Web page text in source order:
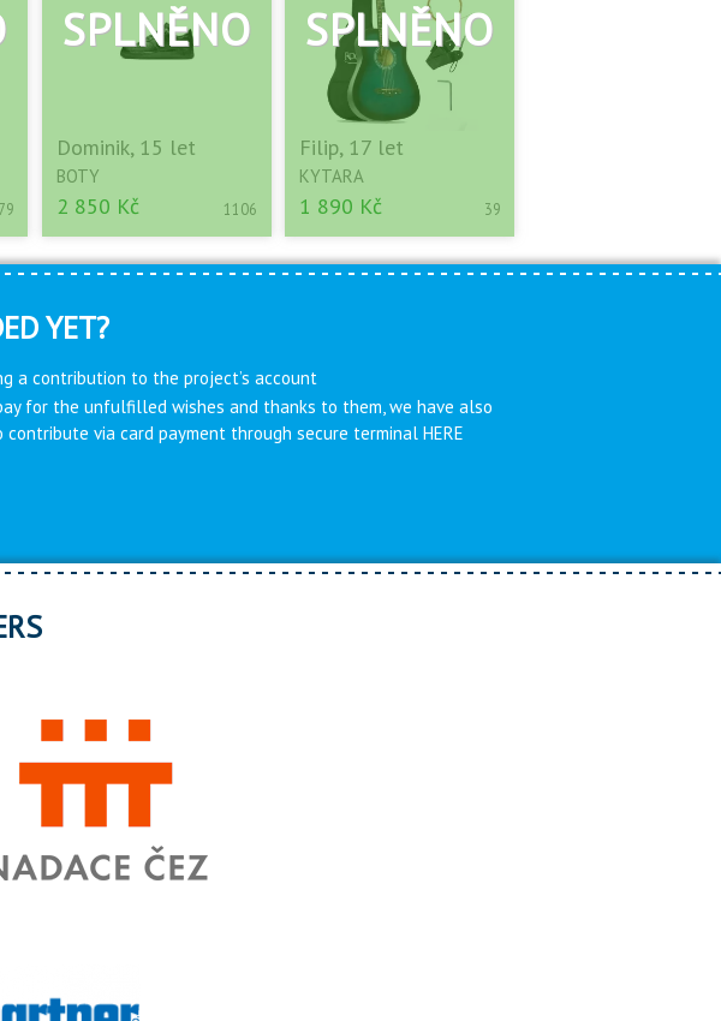
Dominik, 15 let
BOTY
2 850 Kč 1106
Filip, 17 let
KYTARA
1 890 Kč 39
YET?
a contribution to the project’s account
for the unfulfilled wishes and thanks to them, we have also
via card payment through secure terminal HERE